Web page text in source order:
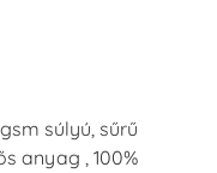
súlyú, sűrű
anyag , 100%